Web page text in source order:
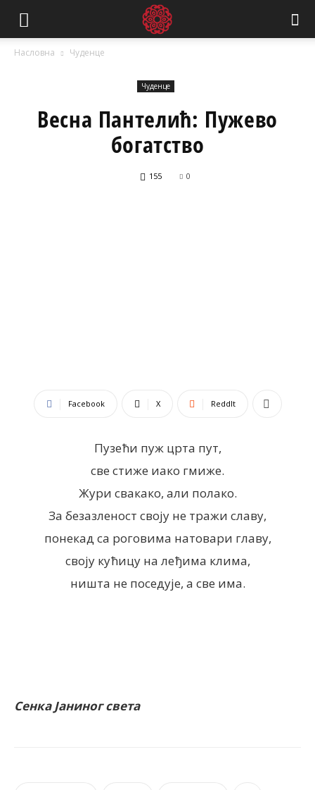
Насловна Чуденце
Чуденце
Весна Пантелић: Пужево
богатство
155 0
Facebook X ReddIt
Пузећи пуж црта пут,
све стиже иако гмиже.
Жури свакако, али полако.
За безазленост своју не тражи славу,
понекад са роговима натовари главу,
своју кућицу на леђима клима,
ништа не поседује, а све има.
Сенка Јаниног света